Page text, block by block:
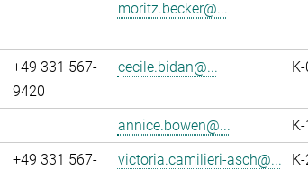
moritz.becker@...
+49 331 567-
9420
cecile.bidan@...
annice.bowen@...
+49 331 567-
victoria.camilieri-asch@...